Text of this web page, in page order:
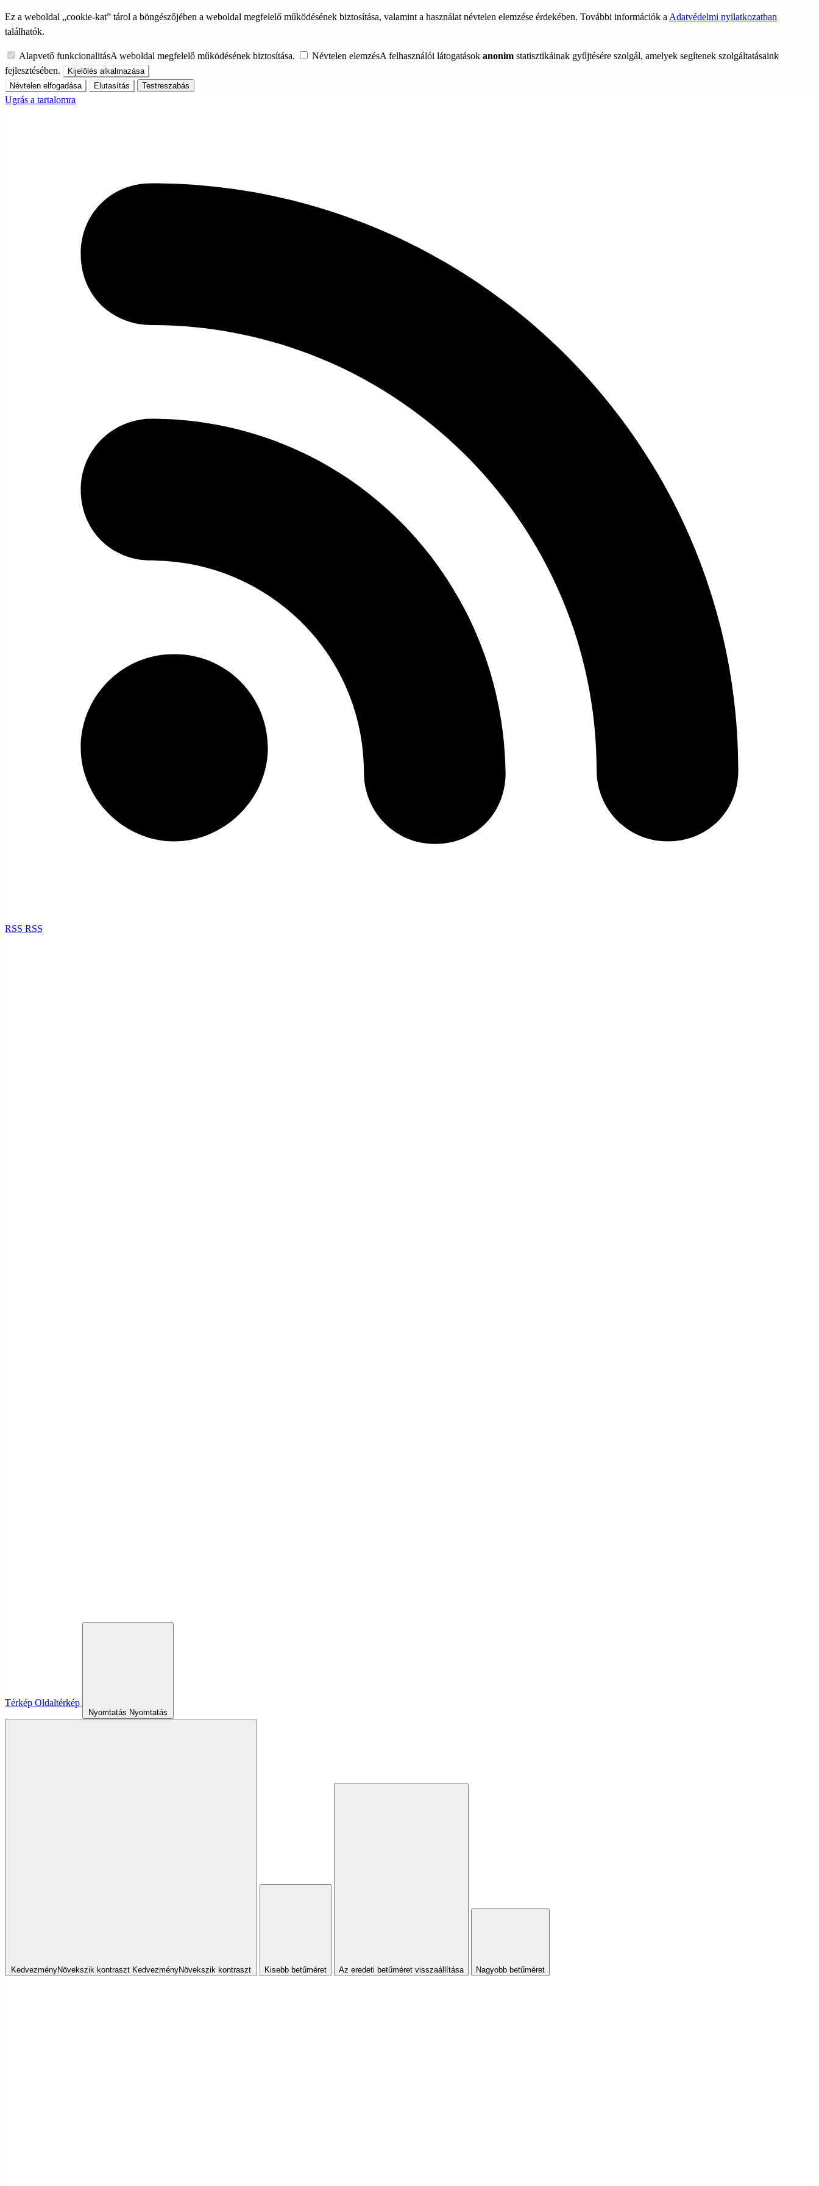
Ez a weboldal „cookie-kat” tárol a böngészőjében a weboldal megfelelő működésének biztosítása, valamint a használat névtelen elemzése érdekében. További információk a Adatvédelmi nyilatkozatban
találhatók.
Alapvető funkcionalitásA weboldal megfelelő működésének biztosítása. Névtelen elemzésA felhasználói látogatások anonim statisztikáinak gyűjtésére szolgál, amelyek segítenek szolgáltatásaink
fejlesztésében.
Kijelölés alkalmazása
Névtelen elfogadása
Elutasítás Testreszabás
Ugrás a tartalomra
RSS RSS
Térkép Oldaltérkép
Nyomtatás Nyomtatás
KedvezményNövekszik kontraszt KedvezményNövekszik kontraszt Kisebb betűméret Az eredeti betűméret visszaállítása Nagyobb betűméret